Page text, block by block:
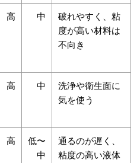
高 中
破れやすく、粘
度が高い材料は
不向き
高 中
洗浄や衛生面に
気を使う
高
低〜
中
通るのが遅く、
粘度の高い液体